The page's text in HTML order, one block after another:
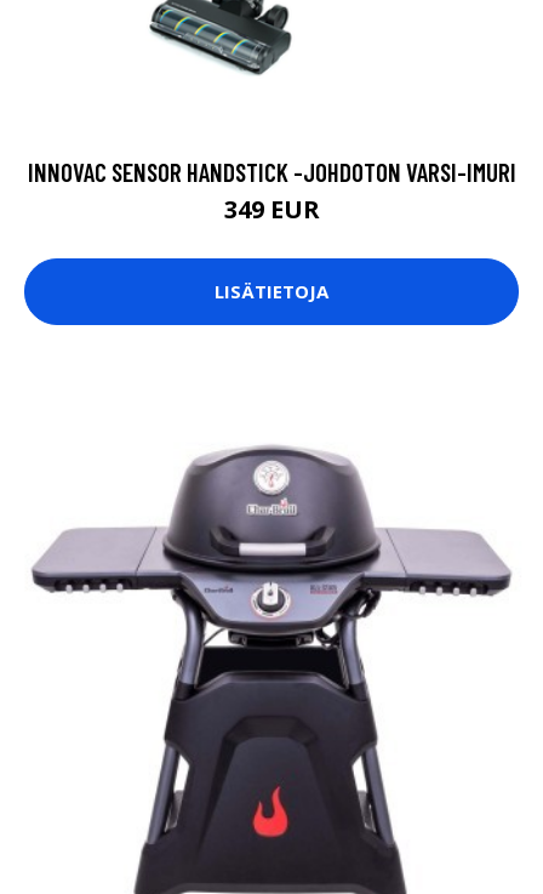
INNOVAC SENSOR HANDSTICK -JOHDOTON VARSI-IMURI
349 EUR
LISÄTIETOJA